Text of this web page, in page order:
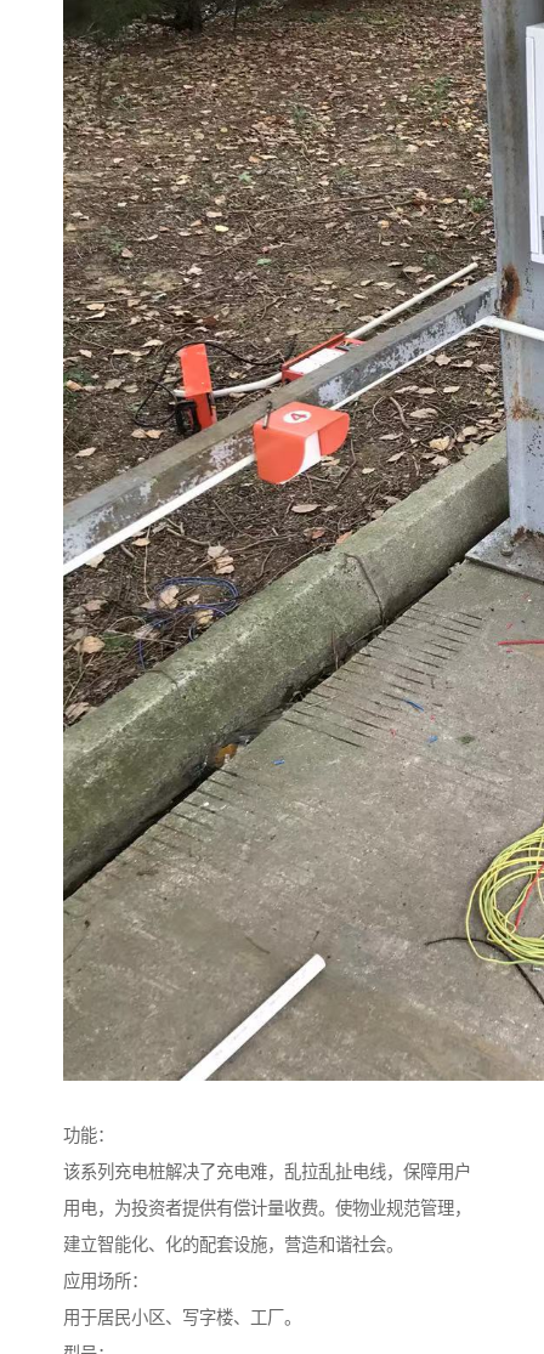
功能：
该系列充电桩解决了充电难，乱拉乱扯电线，保障用户
用电，为投资者提供有偿计量收费。使物业规范管理，
建立智能化、化的配套设施，营造和谐社会。
应用场所：
用于居民小区、写字楼、工厂。